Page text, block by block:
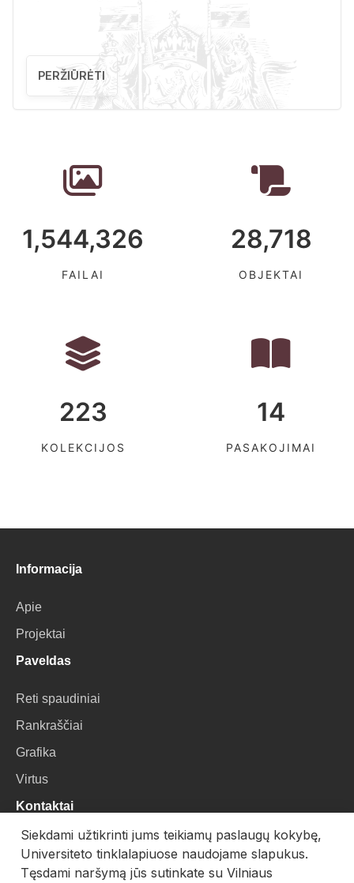
PERŽIŪRĖTI
1,544,326
FAILAI
28,718
OBJEKTAI
223
KOLEKCIJOS
14
PASAKOJIMAI
Informacija
Apie
Projektai
Paveldas
Reti spaudiniai
Rankraščiai
Grafika
Virtus
Kontaktai
VU Biblioteka
Universiteto g. 3, LT-01122, Vilnius
Siekdami užtikrinti jums teikiamų paslaugų kokybę,
Universiteto tinklalapiuose naudojame slapukus.
Tęsdami naršymą jūs sutinkate su Vilniaus